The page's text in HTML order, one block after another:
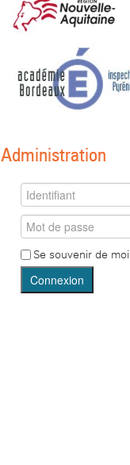
Administration
Se souvenir de moi
Connexion